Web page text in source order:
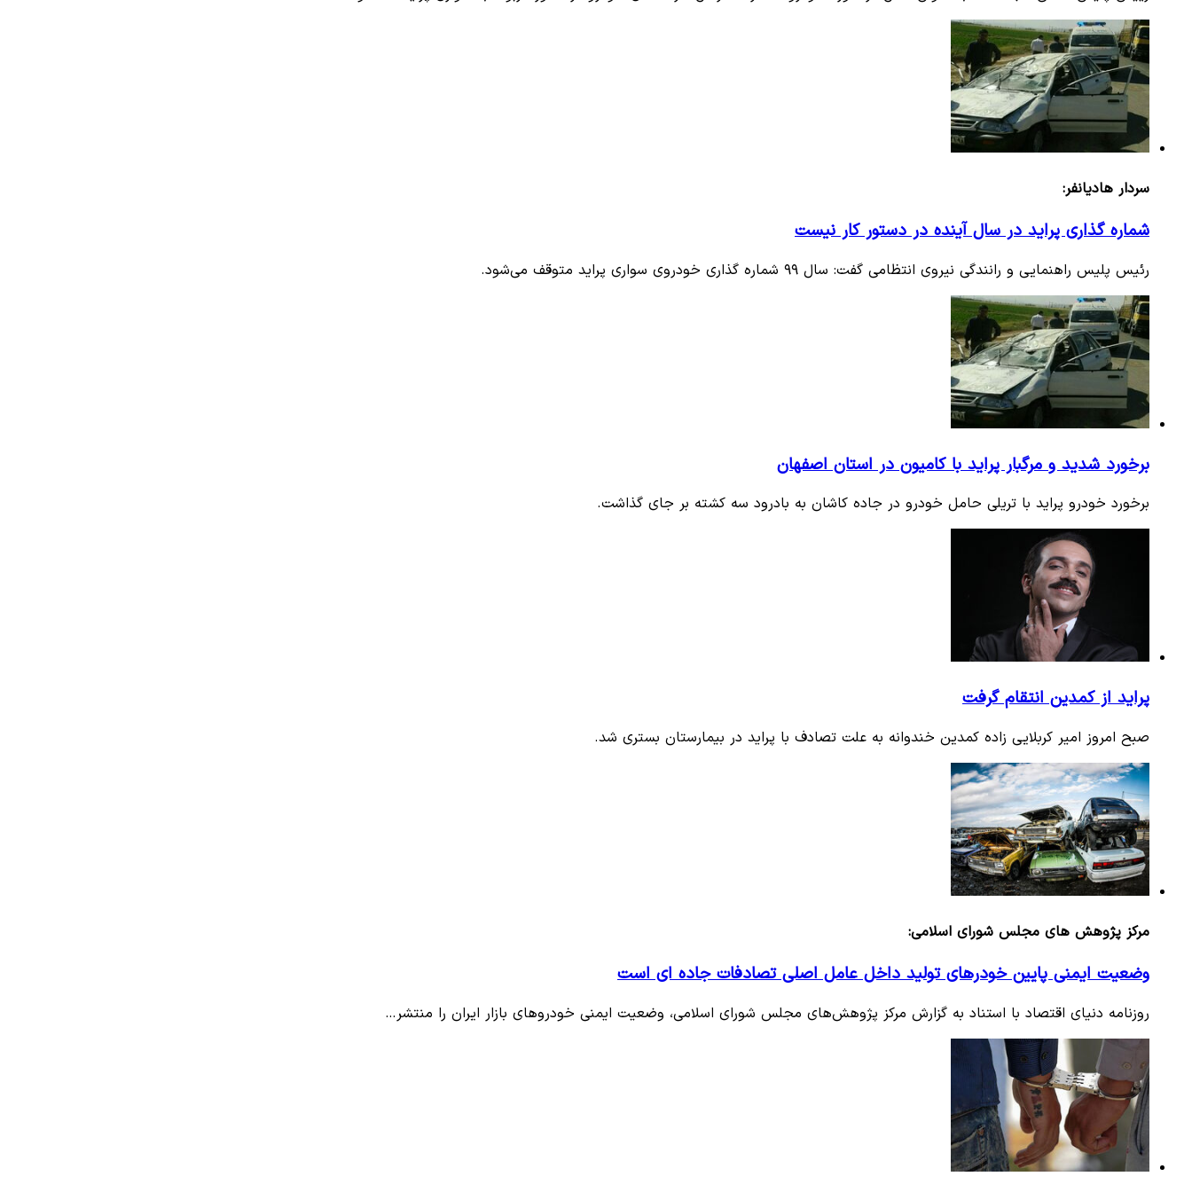
سردار هادیانفر:
شماره‌ گذاری پراید در سال آینده در دستور کار نیست
رئیس پلیس راهنمایی و رانندگی نیروی انتظامی گفت: سال ۹۹ شماره گذاری خودروی سواری پراید متوقف می‌شود.
برخورد شدید و مرگبار پراید با کامیون در استان اصفهان
برخورد خودرو پراید با تریلی حامل خودرو در جاده کاشان به بادرود سه کشته بر جای گذاشت.
پراید از کمدین انتقام گرفت
صبح امروز امیر کربلایی زاده کمدین خندوانه به علت تصادف با پراید در بیمارستان بستری شد.
مرکز پژوهش های مجلس شورای اسلامی:
وضعیت ایمنی پایین خودرهای تولید داخل عامل اصلی تصادفات جاده ای است
روزنامه دنیای اقتصاد با استناد به گزارش مرکز پژوهش‌های مجلس شورای اسلامی، وضعیت ایمنی خودروهای بازار ایران را منتشر…